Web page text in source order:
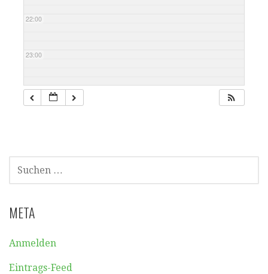
22:00
23:00
SUCHEN
NACH:
META
Anmelden
Eintrags-Feed